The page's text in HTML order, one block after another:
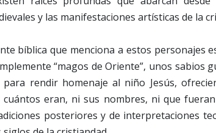
y las manifestaciones artísticas de la
bíblica que menciona a estos personajes
“magos de Oriente”, unos sabios
para rendir homenaje al niño Jesús,
cuántos eran, ni sus nombres, ni que
posteriores y de interpretaciones